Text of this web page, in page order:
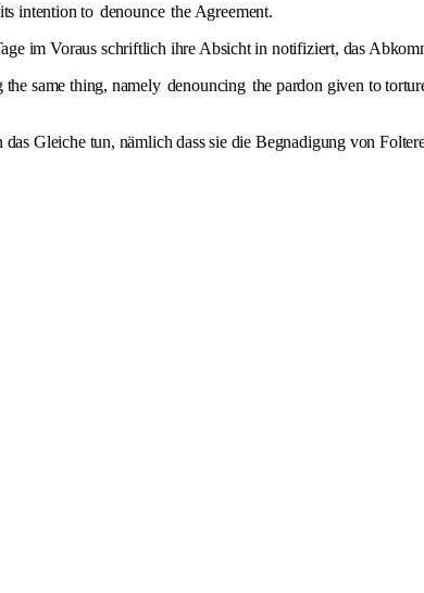
intention to denounce the Agreement.
im Voraus schriftlich ihre Absicht in notifiziert, das
same thing, namely denouncing the pardon given to
Gleiche tun, nämlich dass sie die Begnadigung von